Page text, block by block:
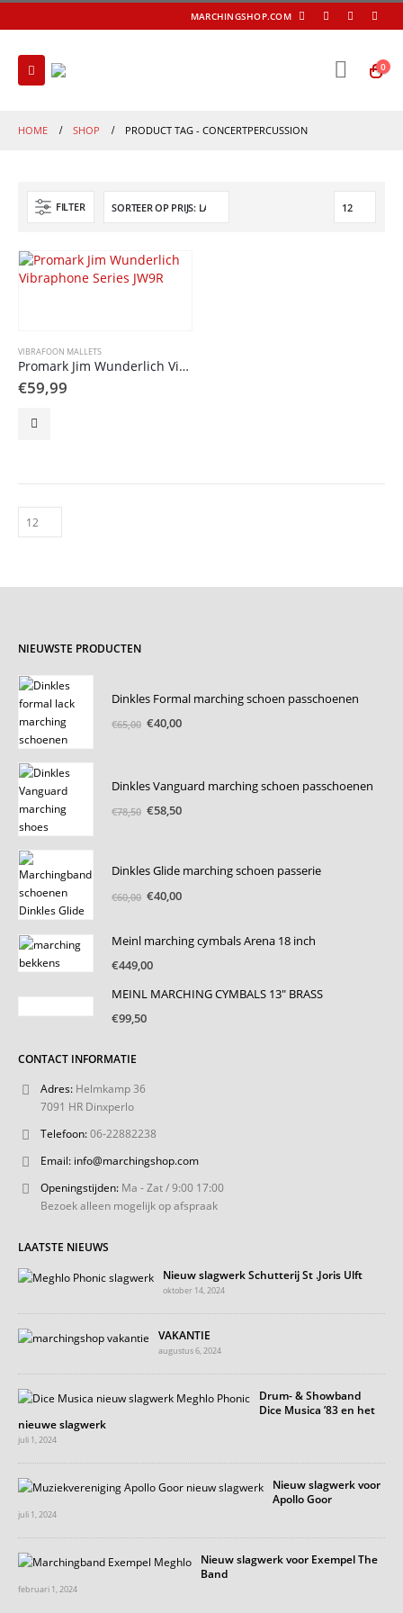
MARCHINGSHOP.COM
0
HOME SHOP PRODUCT TAG - CONCERTPERCUSSION
FILTER
VIBRAFOON MALLETS
Promark Jim Wunderlich Vibraphone Series JW9R
€59,99
NIEUWSTE PRODUCTEN
Dinkles Formal marching schoen passchoenen
€65,00 Oorspronkelijke
€40,00Huidige
Dinkles Vanguard marching schoen passchoenen
€78,50 Oorspronkelijke
€58,50Huidige
Dinkles Glide marching schoen passerie
€60,00 Oorspronkelijke
€60,00.
€40,00Huidige
€40,00.
Meinl marching cymbals Arena 18 inch
€449,00
MEINL MARCHING CYMBALS 13" BRASS
€99,50
CONTACT INFORMATIE
Adres: Helmkamp 36
7091 HR Dinxperlo
Telefoon:06-22882238
Email: info@marchingshop.com
Openingstijden: Ma - Zat / 9:00 17:00
Bezoek alleen mogelijk op afspraak
LAATSTE NIEUWS
Nieuw slagwerk Schutterij St .Joris Ulft
oktober 14, 2024
VAKANTIE
augustus 6, 2024
Drum- & Showband
Dice Musica ’83 en het
nieuwe slagwerk
juli 1, 2024
Nieuw slagwerk voor
Apollo Goor
juli 1, 2024
Nieuw slagwerk voor Exempel The
Band
februari 1, 2024